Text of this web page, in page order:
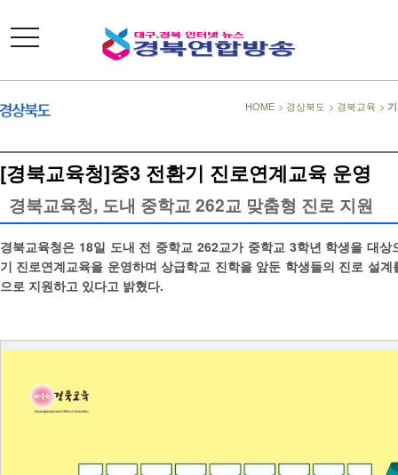
toggle
navigation
HOME > 경상북도 > 경북교육 >
[경북교육청]중3 전환기 진로연계교육 운영
경북교육청, 도내 중학교 262교 맞춤형 진로 지원
경북교육청은 18일 도내 전 중학교 262교가 중학교 3학년 학생을 대상
기 진로연계교육을 운영하며 상급학교 진학을 앞둔 학생들의 진로 설계
으로 지원하고 있다고 밝혔다.